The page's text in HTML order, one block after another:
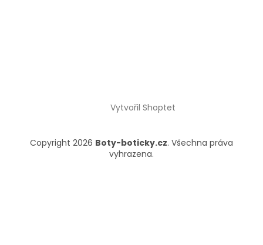
Vytvořil Shoptet
Copyright 2026 Boty-boticky.cz. Všechna práva
vyhrazena.